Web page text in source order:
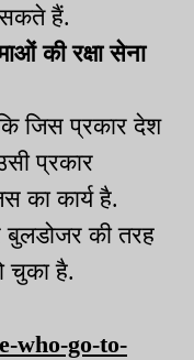
हैं.
की रक्षा सेना
जिस प्रकार देश
प्रकार
का कार्य है.
बुलडोजर की तरह
चुका है.
who-go-to-